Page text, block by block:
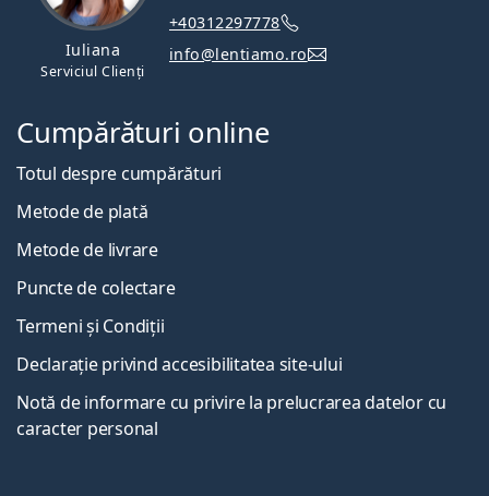
Iuliana
Serviciul Clienți
+40312297778
info@lentiamo.ro
Cumpărături online
Totul despre cumpărături
Metode de plată
Metode de livrare
Puncte de colectare
Termeni și Condiții
Declarație privind accesibilitatea site-ului
Notă de informare cu privire la prelucrarea datelor cu
caracter personal